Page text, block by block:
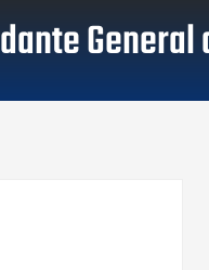
General